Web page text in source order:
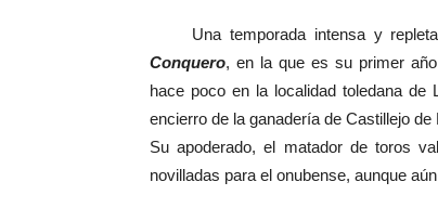
Una temporada intensa y repleta
Conquero, en la que es su primer
hace poco en la localidad toledana
encierro de la ganadería de Castillejo
Su apoderado, el matador de toros
novilladas para el onubense, aunque